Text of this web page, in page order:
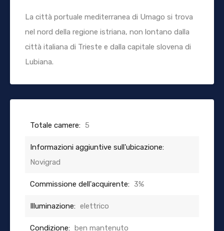
La città portuale mediterranea di Umago si trova
nel nord della regione istriana, non lontano dalla
città italiana di Trieste e dalla capitale slovena di
Lubiana.
Totale camere: 5
Informazioni aggiuntive sull'ubicazione:
Novigrad
Commissione dell'acquirente: 3%
Illuminazione: elettrico
Condizione: ben mantenuto